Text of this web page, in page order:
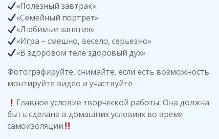
«Полезный завтрак»
«Семейный портрет»
«Любимые занятия»
«Игра – смешно, весело, серьезно»
«В здоровом теле здоровый дух»
Фотографируйте, снимайте, если есть возможность
монтируйте видео и участвуйте
Главное условие творческой работы. Она должна
быть сделана в домашних условиях во время
самоизоляции